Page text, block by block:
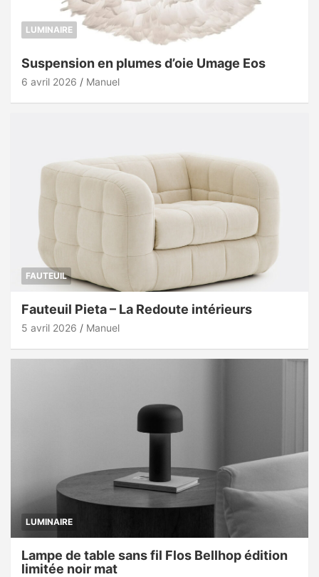
LUMINAIRE
Suspension en plumes d’oie Umage Eos
6 avril 2026 Manuel
FAUTEUIL
Fauteuil Pieta – La Redoute intérieurs
5 avril 2026 Manuel
LUMINAIRE
Lampe de table sans fil Flos Bellhop édition
limitée noir mat